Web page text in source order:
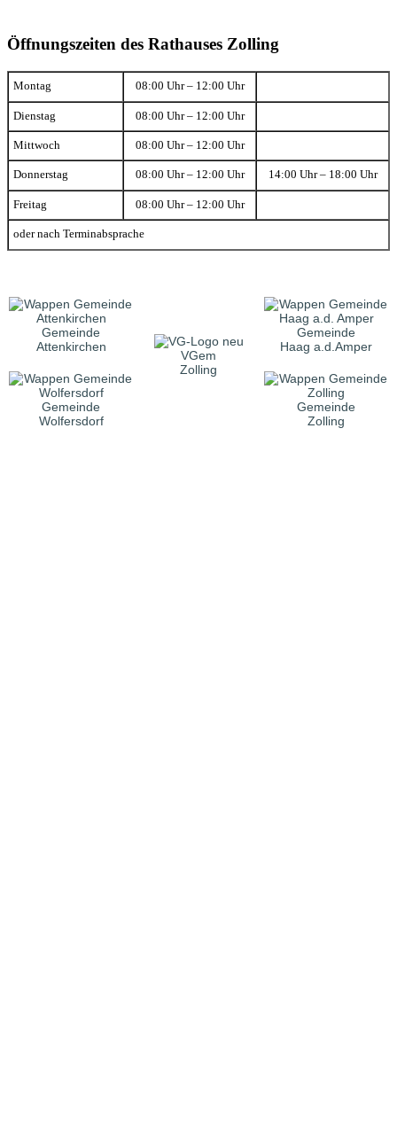
Öffnungszeiten des Rathauses Zolling
Montag 08:00 Uhr – 12:00 Uhr
Dienstag 08:00 Uhr – 12:00 Uhr
Mittwoch 08:00 Uhr – 12:00 Uhr
Donnerstag 08:00 Uhr – 12:00 Uhr 14:00 Uhr – 18:00 Uhr
Freitag 08:00 Uhr – 12:00 Uhr
oder nach Terminabsprache
Gemeinde
Attenkirchen
VGem
Zolling
Gemeinde
Haag a.d.Amper
Gemeinde
Wolfersdorf
Gemeinde
Zolling